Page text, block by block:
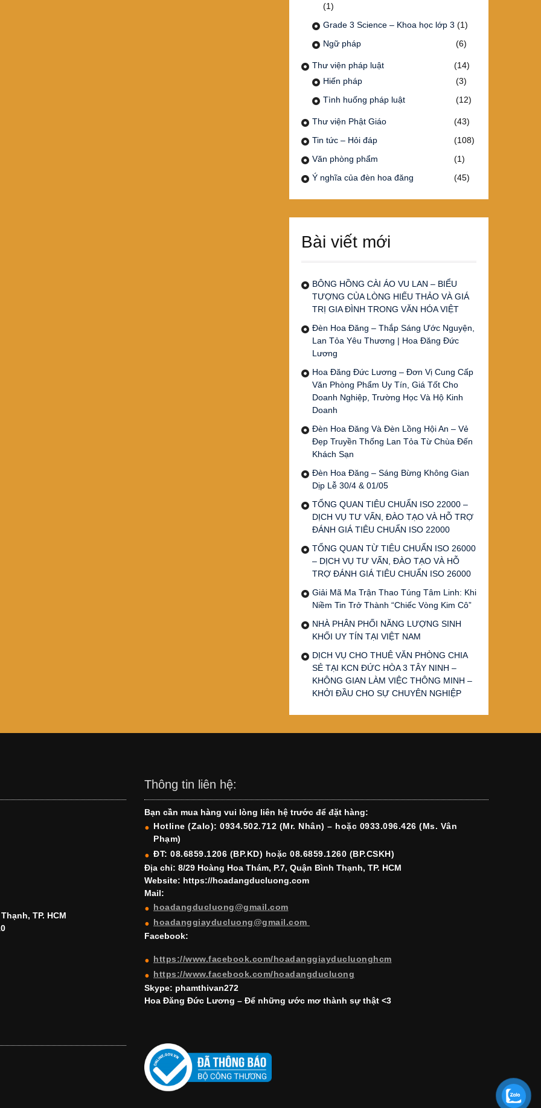
(1)
Grade 3 Science – Khoa học lớp 3 (1)
Ngữ pháp
(6)
Thư viện pháp luật
(14)
Hiến pháp
(3)
Tình huống pháp luật
(12)
Thư viện Phật Giáo
(43)
Tin tức – Hỏi đáp
(108)
Văn phòng phẩm
(1)
Ý nghĩa của đèn hoa đăng
(45)
Bài viết mới
BÔNG HỒNG CÀI ÁO VU LAN – BIỂU
TƯỢNG CỦA LÒNG HIẾU THẢO VÀ GIÁ
TRỊ GIA ĐÌNH TRONG VĂN HÓA VIỆT
Đèn Hoa Đăng – Thắp Sáng Ước Nguyện,
Lan Tỏa Yêu Thương | Hoa Đăng Đức
Lương
Hoa Đăng Đức Lương – Đơn Vị Cung Cấp
Văn Phòng Phẩm Uy Tín, Giá Tốt Cho
Doanh Nghiệp, Trường Học Và Hộ Kinh
Doanh
Đèn Hoa Đăng Và Đèn Lồng Hội An – Vẻ
Đẹp Truyền Thống Lan Tỏa Từ Chùa Đến
Khách Sạn
Đèn Hoa Đăng – Sáng Bừng Không Gian
Dịp Lễ 30/4 & 01/05
TỔNG QUAN TIÊU CHUẨN ISO 22000 –
DỊCH VỤ TƯ VẤN, ĐÀO TẠO VÀ HỖ TRỢ
ĐÁNH GIÁ TIÊU CHUẨN ISO 22000
TỔNG QUAN TỪ TIÊU CHUẨN ISO 26000
– DỊCH VỤ TƯ VẤN, ĐÀO TẠO VÀ HỖ
TRỢ ĐÁNH GIÁ TIÊU CHUẨN ISO 26000
Giải Mã Ma Trận Thao Túng Tâm Linh: Khi
Niềm Tin Trở Thành “Chiếc Vòng Kim Cô”
NHÀ PHÂN PHỐI NĂNG LƯỢNG SINH
KHỐI UY TÍN TẠI VIỆT NAM
DỊCH VỤ CHO THUÊ VĂN PHÒNG CHIA
SẺ TẠI KCN ĐỨC HÒA 3 TÂY NINH –
KHÔNG GIAN LÀM VIỆC THÔNG MINH –
KHỞI ĐẦU CHO SỰ CHUYÊN NGHIỆP
TP. HCM
Thông tin liên hệ:
Bạn cần mua hàng vui lòng liên hệ trước để đặt hàng:
Hotline (Zalo): 0934.502.712 (Mr. Nhân) – hoặc 0933.096.426 (Ms. Vân
Phạm)
ĐT: 08.6859.1206 (BP.KD) hoặc 08.6859.1260 (BP.CSKH)
Địa chỉ: 8/29 Hoàng Hoa Thám, P.7, Quận Bình Thạnh, TP. HCM
Website: https://hoadangducluong.com
Mail:
hoadangducluong@gmail.com
hoadanggiayducluong@gmail.com
Facebook:
https://www.facebook.com/hoadanggiayducluonghcm
https://www.facebook.com/hoadangducluong
Skype: phamthivan272
Hoa Đăng Đức Lương – Để những ước mơ thành sự thật <3